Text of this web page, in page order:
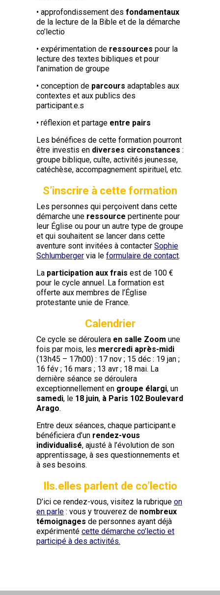
• approfondissement des fondamentaux
de la lecture de la Bible et de la démarche
co’lectio
• expérimentation de ressources pour la
lecture des textes bibliques et pour
l’animation de groupe
• conception de parcours adaptables aux
contextes et aux publics des
participant.e.s
• réflexion et partage entre pairs
Les bénéfices de cette formation pourront
être investis en diverses circonstances :
groupe biblique, culte, activités jeunesse,
catéchèse, accompagnement spirituel, etc.
S’inscrire à cette formation
Les personnes qui perçoivent dans cette
démarche une ressource pertinente pour
leur Église ou pour un autre type de groupe
et qui souhaitent se lancer dans cette
aventure sont invitées à contacter Sophie
Schlumberger via le formulaire de contact.
La participation aux frais est de 100 €
pour le cycle annuel. La formation est
offerte aux membres de l’Église
protestante unie de France.
Calendrier
Ce cycle se déroulera en salle Zoom une
fois par mois, les mercredi après-midi
(13h45 – 17h00) : 17 nov ; 15 déc : 19 jan ;
16 fév ; 16 mars ; 13 avr ; 18 mai. La
dernière séance se déroulera
exceptionnellement en groupe élargi, un
samedi, le 18 juin, à Paris 102 Boulevard
Arago.
Entre deux séances, chaque participant.e
bénéficiera d’un rendez-vous
individualisé, ajusté à l’évolution de son
apprentissage, à ses questionnements et
à ses besoins.
Ils.elles parlent de co’lectio
D’ici ce rendez-vous, visitez la rubrique on
en parle : vous y trouverez de nombreux
témoignages de personnes ayant déjà
expérimenté cette démarche co’lectio et
participé à des activités.